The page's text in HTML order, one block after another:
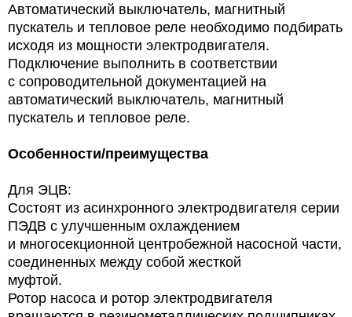
Автоматический выключатель, магнитный
пускатель и тепловое реле необходимо подбирать
исходя из мощности электродвигателя.
Подключение выполнить в соответствии
с сопроводительной документацией на
автоматический выключатель, магнитный
пускатель и тепловое реле.
Особенности/преимущества
Для ЭЦВ:
Состоят из асинхронного электродвигателя серии
ПЭДВ с улучшенным охлаждением
и многосекционной центробежной насосной части,
соединенных между собой жесткой
муфтой.
Ротор насоса и ротор электродвигателя